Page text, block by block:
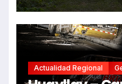
Actualidad Regional